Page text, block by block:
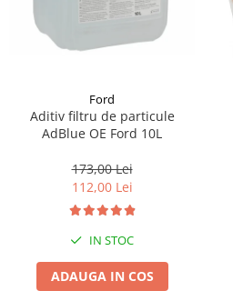
Ford
Aditiv filtru de particule
AdBlue OE Ford 10L
173,00 Lei
112,00 Lei
IN STOC
ADAUGA IN COS